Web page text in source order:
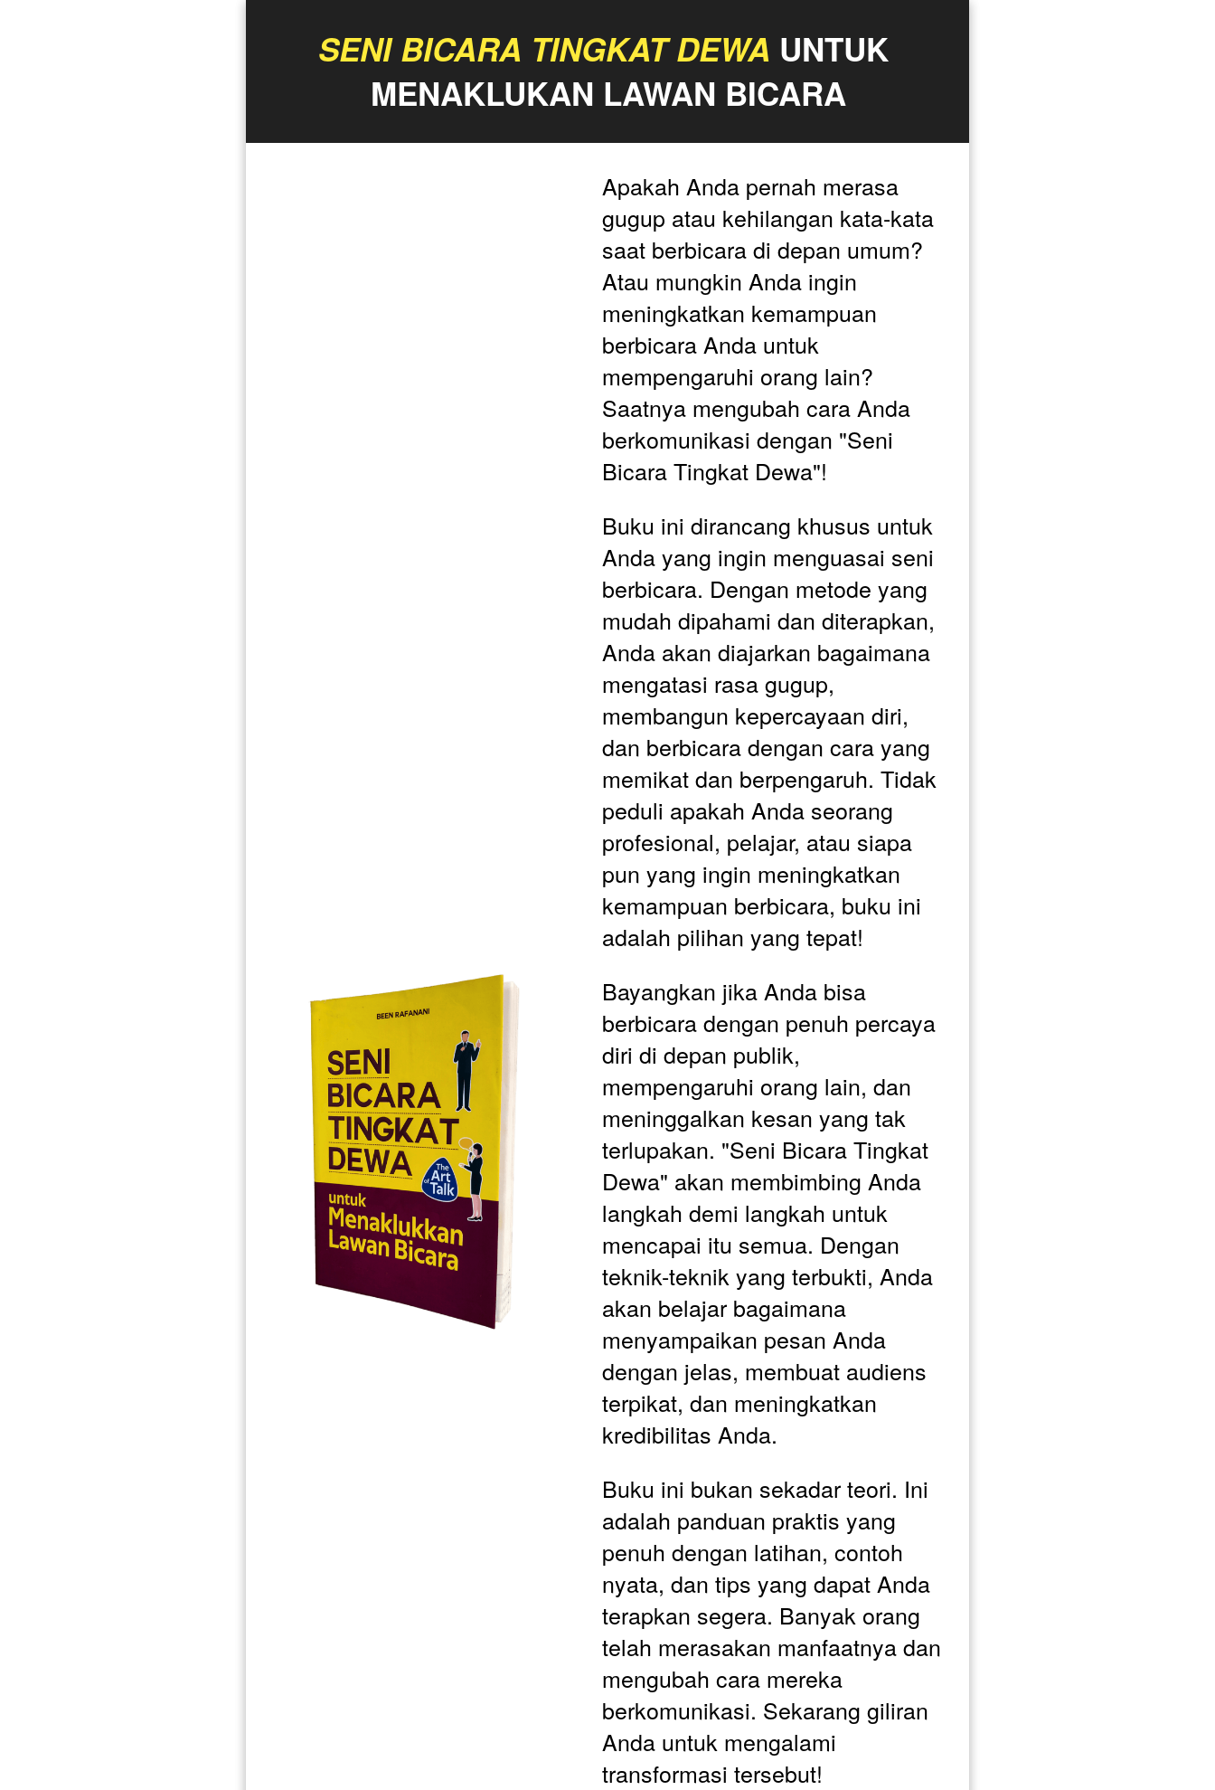
SENI BICARA TINGKAT DEWA UNTUK
MENAKLUKAN LAWAN BICARA
Apakah Anda pernah merasa
gugup atau kehilangan kata-kata
saat berbicara di depan umum?
Atau mungkin Anda ingin
meningkatkan kemampuan
berbicara Anda untuk
mempengaruhi orang lain?
Saatnya mengubah cara Anda
berkomunikasi dengan "Seni
Bicara Tingkat Dewa"!
Buku ini dirancang khusus untuk
Anda yang ingin menguasai seni
berbicara. Dengan metode yang
mudah dipahami dan diterapkan,
Anda akan diajarkan bagaimana
mengatasi rasa gugup,
membangun kepercayaan diri,
dan berbicara dengan cara yang
memikat dan berpengaruh. Tidak
peduli apakah Anda seorang
profesional, pelajar, atau siapa
pun yang ingin meningkatkan
kemampuan berbicara, buku ini
adalah pilihan yang tepat!
Bayangkan jika Anda bisa
berbicara dengan penuh percaya
diri di depan publik,
mempengaruhi orang lain, dan
meninggalkan kesan yang tak
terlupakan. "Seni Bicara Tingkat
Dewa" akan membimbing Anda
langkah demi langkah untuk
mencapai itu semua. Dengan
teknik-teknik yang terbukti, Anda
akan belajar bagaimana
menyampaikan pesan Anda
dengan jelas, membuat audiens
terpikat, dan meningkatkan
kredibilitas Anda.
Buku ini bukan sekadar teori. Ini
adalah panduan praktis yang
penuh dengan latihan, contoh
nyata, dan tips yang dapat Anda
terapkan segera. Banyak orang
telah merasakan manfaatnya dan
mengubah cara mereka
berkomunikasi. Sekarang giliran
Anda untuk mengalami
transformasi tersebut!